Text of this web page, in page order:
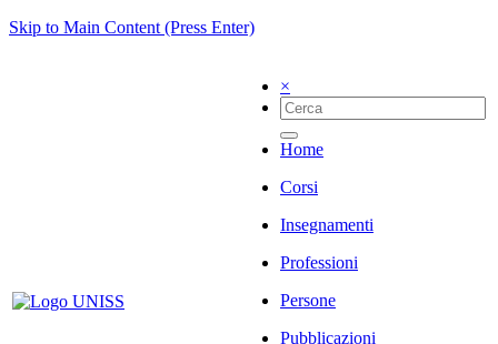
Skip to Main Content (Press Enter)
×
Home
Corsi
Insegnamenti
Professioni
Persone
Pubblicazioni